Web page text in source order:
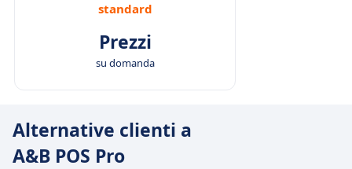
standard
Prezzi
su domanda
Alternative clienti a
A&B POS Pro